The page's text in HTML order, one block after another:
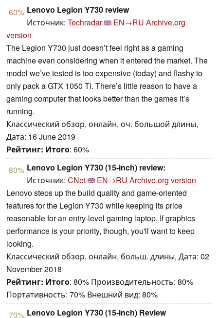
60% Lenovo Legion Y730 review
Источник: Techradar EN→RU Archive.org
version
The Legion Y730 just doesn’t feel right as a gaming
machine even considering when it entered the market. The
model we’ve tested is too expensive (today) and flashy to
only pack a GTX 1050 Ti. There’s little reason to have a
gaming computer that looks better than the games it’s
running.
Классический обзор, онлайн, оч. большой длины,
Дата: 16 June 2019
Рейтинг: Итого: 60%
80% Lenovo Legion Y730 (15-inch) review:
Источник: CNet EN→RU Archive.org version
Lenovo steps up the build quality and game-oriented
features for the Legion Y730 while keeping its price
reasonable for an entry-level gaming laptop. If graphics
performance is your priority, though, you'll want to keep
looking.
Классический обзор, онлайн, больш. длины, Дата: 02
November 2018
Рейтинг: Итого: 80% Производительность: 80%
Портативность: 70% Внешний вид: 80%
70% Lenovo Legion Y730 (15-inch) Review